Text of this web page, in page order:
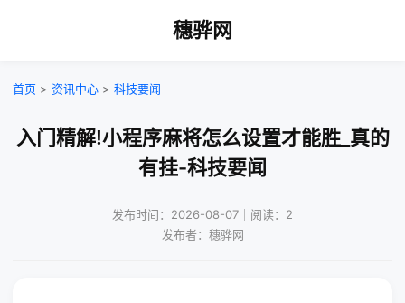
穗骅网
首页 > 资讯中心 > 科技要闻
入门精解!小程序麻将怎么设置才能胜_真的
有挂-科技要闻
发布时间：2026-08-07｜阅读：2
发布者：穗骅网